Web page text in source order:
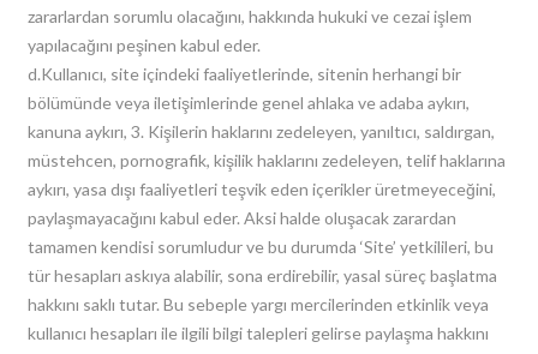
zararlardan sorumlu olacağını, hakkında hukuki ve cezai işlem
yapılacağını peşinen kabul eder.
d.Kullanıcı, site içindeki faaliyetlerinde, sitenin herhangi bir
bölümünde veya iletişimlerinde genel ahlaka ve adaba aykırı,
kanuna aykırı, 3. Kişilerin haklarını zedeleyen, yanıltıcı, saldırgan,
müstehcen, pornografik, kişilik haklarını zedeleyen, telif haklarına
aykırı, yasa dışı faaliyetleri teşvik eden içerikler üretmeyeceğini,
paylaşmayacağını kabul eder. Aksi halde oluşacak zarardan
tamamen kendisi sorumludur ve bu durumda ‘Site’ yetkilileri, bu
tür hesapları askıya alabilir, sona erdirebilir, yasal süreç başlatma
hakkını saklı tutar. Bu sebeple yargı mercilerinden etkinlik veya
kullanıcı hesapları ile ilgili bilgi talepleri gelirse paylaşma hakkını